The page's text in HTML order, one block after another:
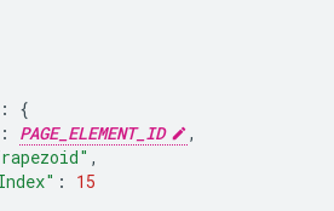
:
{
: PAGE_ELEMENT_ID
,
,
:
15